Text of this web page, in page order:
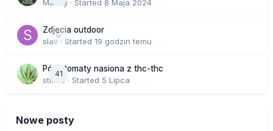
Macky · Started 8 Maja 2024
0
Zdjecia outdoor
slav · Started 19 godzin temu
41
Półautomaty nasiona z thc-thc
stix33 · Started 5 Lipca
Nowe posty